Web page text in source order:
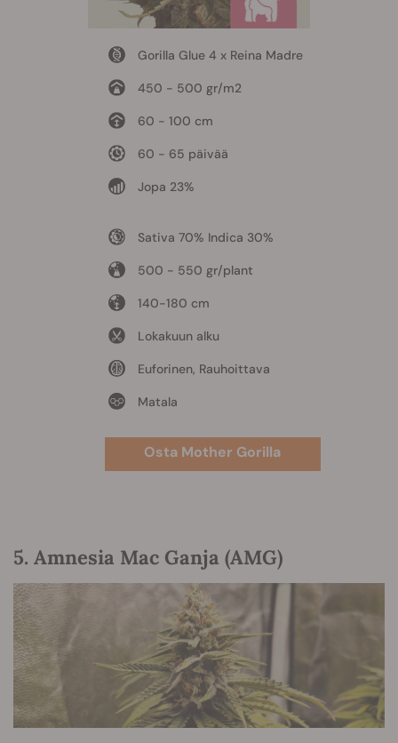
Gorilla Glue 4 x Reina Madre
450 - 500 gr/m2
60 - 100 cm
60 - 65 päivää
Jopa 23%
Sativa 70% Indica 30%
500 - 550 gr/plant
140-180 cm
Lokakuun alku
Euforinen, Rauhoittava
Matala
Osta Mother Gorilla
5. Amnesia Mac Ganja (AMG)